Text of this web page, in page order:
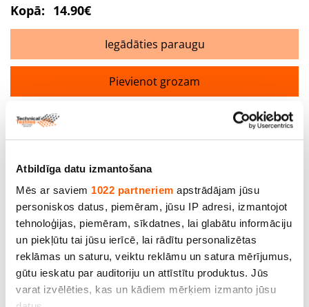
Atbildīga datu izmantošana
Mēs ar saviem 1022 partneriem apstrādājam jūsu
personiskos datus, piemēram, jūsu IP adresi, izmantojot
tehnoloģijas, piemēram, sīkdatnes, lai glabātu informāciju
un piekļūtu tai jūsu ierīcē, lai rādītu personalizētas
reklāmas un saturu, veiktu reklāmu un satura mērījumus,
gūtu ieskatu par auditoriju un attīstītu produktus. Jūs
varat izvēlēties, kas un kādiem mērķiem izmanto jūsu
Kopā: 14.90€
Iegādāties paraugu
Pievienot grozam
Atsauksmes par preci
Atstāt atsauksmi
Jūsu vārds
Jūsu atsauksmes